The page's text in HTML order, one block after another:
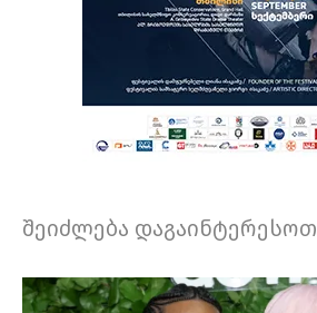
შეიძლება დაგაინტერესოთ